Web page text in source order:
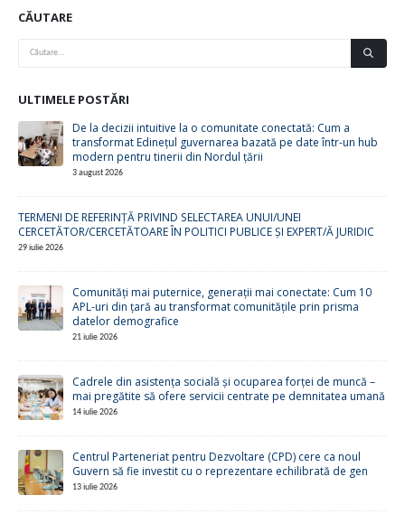
CĂUTARE
ULTIMELE POSTĂRI
De la decizii intuitive la o comunitate conectată: Cum a
transformat Edinețul guvernarea bazată pe date într-un hub
modern pentru tinerii din Nordul țării
3 august 2026
TERMENI DE REFERINȚĂ PRIVIND SELECTAREA UNUI/UNEI
CERCETĂTOR/CERCETĂTOARE ÎN POLITICI PUBLICE ȘI EXPERT/Ă JURIDIC
29 iulie 2026
Comunități mai puternice, generații mai conectate: Cum 10
APL-uri din țară au transformat comunitățile prin prisma
datelor demografice
21 iulie 2026
Cadrele din asistența socială și ocuparea forței de muncă –
mai pregătite să ofere servicii centrate pe demnitatea umană
14 iulie 2026
Centrul Parteneriat pentru Dezvoltare (CPD) cere ca noul
Guvern să fie investit cu o reprezentare echilibrată de gen
13 iulie 2026